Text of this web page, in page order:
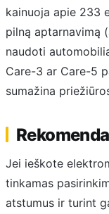
kainuoja apie 233
pilną aptarnavimą
naudoti
Care-3 ar Care-5
sumažina
Jei ieškote
tinkamas
atstumus ir turint